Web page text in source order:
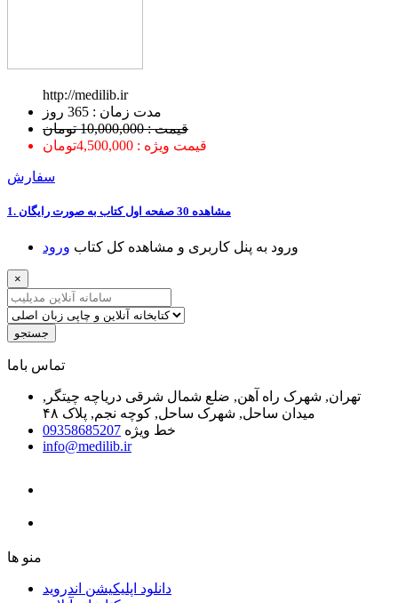
http://medilib.ir
ﻣﺪﺕ ﺯﻣﺎﻥ : 365 ﺭﻭﺯ
قیمت : 10,000,000 تومان
قیمت ویژه : 4,500,000تومان
سفارش
1. ﻣﺸﺎﻫﺪﻩ 30 ﺻﻔﺤﻪ اﻭﻝ ﮐﺘﺎﺏ ﺑﻪ ﺻﻮﺭﺕ ﺭاﯾﮕﺎﻥ
ﻭﺭﻭﺩ ﺑﻪ ﭘﻨﻞ ﮐﺎﺭﺑﺮﯼ ﻭ ﻣﺸﺎﻫﺪﻩ ﮐﻞ ﮐﺘﺎﺏ ﻭﺭﻭﺩ
×
جستجو
ﺗﻤﺎﺱ ﺑﺎﻣﺎ
تهران, شهرک راه آهن, ضلع شمال شرقی دریاچه چیتگر,
میدان ساحل, شهرک ساحل, کوچه نجم, پلاک ۴۸
خط ویژه 09358685207
info@medilib.ir
ﻣﻨﻮ ﻫﺎ
دانلود اپلیکیشن اندروید